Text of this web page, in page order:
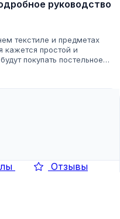
руководство
текстиле и предметах
кажется простой и
покупать постельное
Отзывы